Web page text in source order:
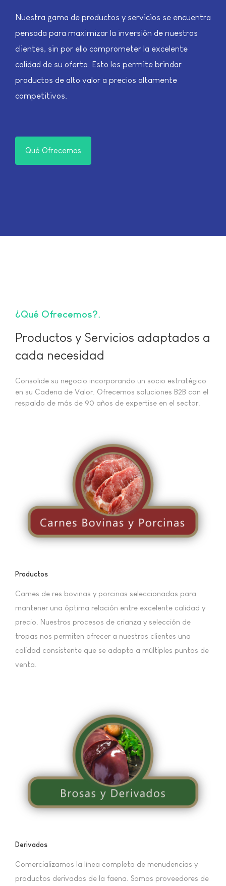
Nuestra gama de productos y servicios se encuentra
pensada para maximizar la inversión de nuestros
clientes, sin por ello comprometer la excelente
calidad de su oferta. Esto les permite brindar
productos de alto valor a precios altamente
competitivos.
Qué Ofrecemos
¿Qué Ofrecemos?
Productos y Servicios adaptados a
cada necesidad
Consolide su negocio incorporando un socio estratégico
en su Cadena de Valor. Ofrecemos soluciones B2B con el
respaldo de más de 90 años de expertise en el sector.
Productos
Carnes de res bovinas y porcinas seleccionadas para
mantener una óptima relación entre excelente calidad y
precio. Nuestros procesos de crianza y selección de
tropas nos permiten ofrecer a nuestros clientes una
calidad consistente que se adapta a múltiples puntos de
venta.
Derivados
Comercializamos la línea completa de menudencias y
productos derivados de la faena. Somos proveedores de